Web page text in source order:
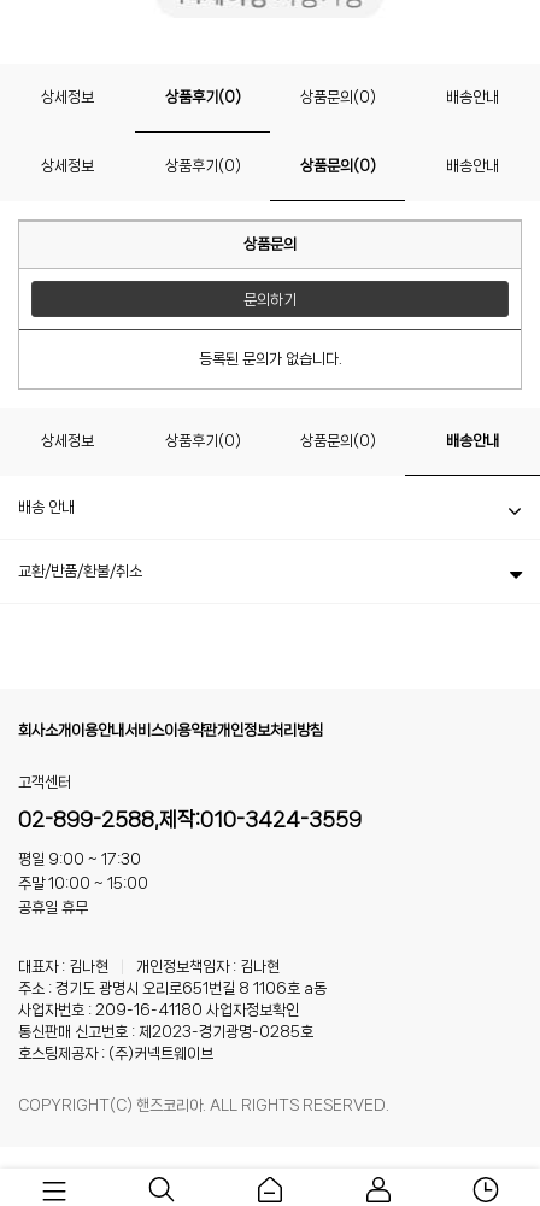
상세정보 상품후기(0) 상품문의(0) 배송안내
상세정보 상품후기(0) 상품문의(0) 배송안내
상품문의
문의하기
등록된 문의가 없습니다.
상세정보 상품후기(0) 상품문의(0) 배송안내
배송 안내
교환/반품/환불/취소
회사소개 이용안내서비스이용약관개인정보처리방침
고객센터
02-899-2588,제작:010-3424-3559
평일 9:00 ~ 17:30
주말 10:00 ~ 15:00
공휴일 휴무
대표자 : 김나현
개인정보책임자 : 김나현
주소 : 경기도 광명시 오리로651번길 8 1106호 a동
사업자번호 : 209-16-41180 사업자정보확인
통신판매 신고번호 : 제2023-경기광명-0285호
호스팅제공자 : (주)커넥트웨이브
COPYRIGHT(C) 핸즈코리아. ALL RIGHTS RESERVED.